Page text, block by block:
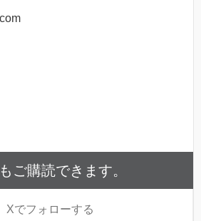
ご購読できます。
Xでフォローする